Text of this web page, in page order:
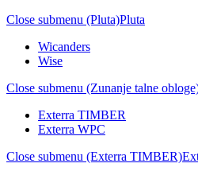
Close submenu (Pluta)Pluta
Wicanders
Wise
Close submenu (Zunanje talne
Exterra TIMBER
Exterra WPC
Close submenu (Exterra TIMBER)